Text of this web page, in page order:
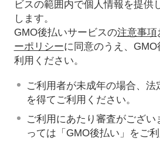
ビスの範囲内で個人情報を提供
します。
GMO後払いサービスの注意事項
ーポリシーに同意のうえ、
利用ください。
ご利用者が未成年の場合、
を得てご利用ください。
ご利用にあたり審査がござい
っては「GMO後払い」をご